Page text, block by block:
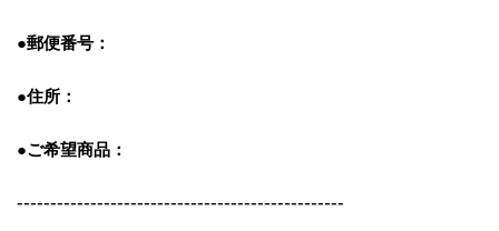
●郵便番号：
●住所：
●ご希望商品：
-------------------------------------------------